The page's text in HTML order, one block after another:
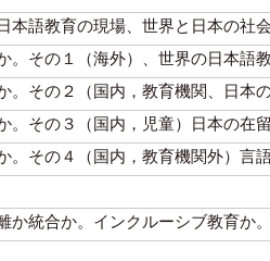
本語教育の現場、世界と日本の社
。その１（海外）、世界の日本語
。その２（国内，教育機関、日本
。その３（国内，児童）日本の在
。その４（国内，教育機関外）言
統合か。インクルーシブ教育か。